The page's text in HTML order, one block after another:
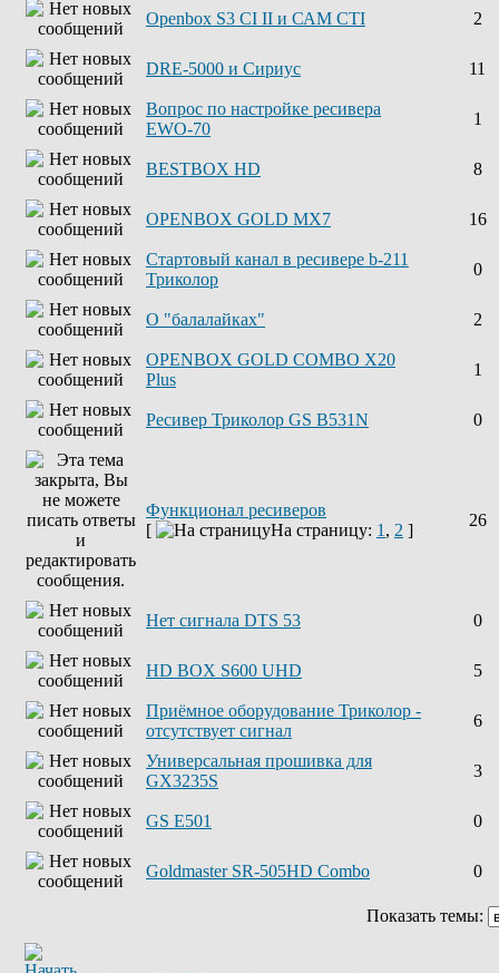
Openbox S3 CI II и САМ СТІ 2
DRE-5000 и Сириус 11
Вопрос по настройке ресивера
EWO-70
1
BESTBOX HD 8
OPENBOX GOLD MX7 16
Стартовый канал в ресивере b-211
Триколор
0
О "балалайках" 2
OPENBOX GOLD COMBO X20
Plus
1
Ресивер Триколор GS B531N 0
Функционал ресиверов
[
На страницу: 1 , 2 ]
26
Нет сигнала DTS 53 0
HD BOX S600 UHD 5
Приёмное оборудование Триколор -
отсутствует сигнал
6
Универсальная прошивка для
GX3235S
3
GS E501 0
Goldmaster SR-505HD Combo 0
Показать темы: